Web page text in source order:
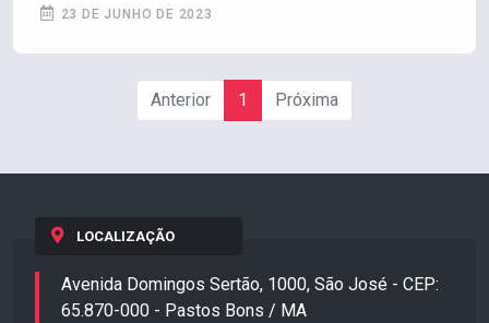
23 DE JUNHO DE 2023
Anterior 1 Próxima
LOCALIZAÇÃO
Avenida Domingos Sertão, 1000, São José - CEP:
65.870-000 - Pastos Bons / MA